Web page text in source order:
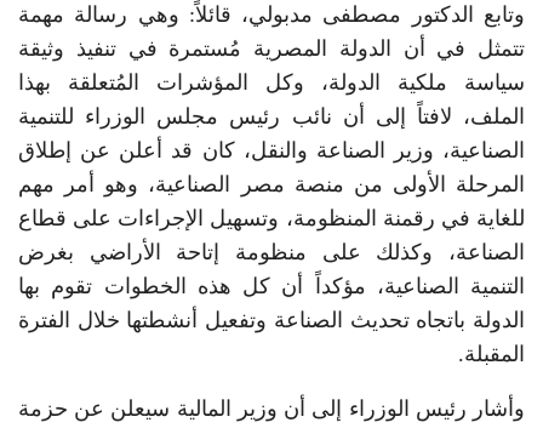
وتابع الدكتور مصطفى مدبولي، قائلاً: وهي رسالة مهمة
تتمثل في أن الدولة المصرية مُستمرة في تنفيذ وثيقة
سياسة ملكية الدولة، وكل المؤشرات المُتعلقة بهذا
الملف، لافتاً إلى أن نائب رئيس مجلس الوزراء للتنمية
الصناعية، وزير الصناعة والنقل، كان قد أعلن عن إطلاق
المرحلة الأولى من منصة مصر الصناعية، وهو أمر مهم
للغاية في رقمنة المنظومة، وتسهيل الإجراءات على قطاع
الصناعة، وكذلك على منظومة إتاحة الأراضي بغرض
التنمية الصناعية، مؤكداً أن كل هذه الخطوات تقوم بها
الدولة باتجاه تحديث الصناعة وتفعيل أنشطتها خلال الفترة
المقبلة.
وأشار رئيس الوزراء إلى أن وزير المالية سيعلن عن حزمة